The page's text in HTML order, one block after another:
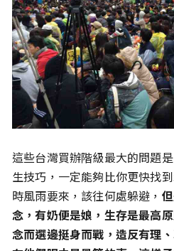
這些台灣買辦階級最大的問題
生技巧，一定能夠比你更快找
時風雨要來，該往何處躲避，
念，有奶便是娘，生存是最高
念而選邊挺身而戰，造反有理